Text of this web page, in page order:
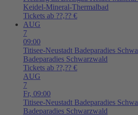
Keidel-Mineral-Thermalbad
Tickets ab ??,?? €
AUG
7
09:00
Titisee-Neustadt Badeparadies
Badeparadies Schwarzwald
Tickets ab ??,?? €
AUG
7
Fr, 09:00
Titisee-Neustadt Badeparadies
Badeparadies Schwarzwald